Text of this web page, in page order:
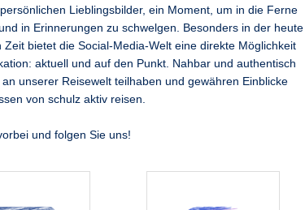
Lieblingsbilder, ein Moment, um in die Ferne
in Erinnerungen zu schwelgen. Besonders in der heute
Zeit bietet die Social-Media-Welt eine direkte Möglichkeit
aktuell und auf den Punkt. Nahbar und authentisch
an unserer Reisewelt teilhaben und gewähren Einblicke
von schulz aktiv reisen.
und folgen Sie uns!